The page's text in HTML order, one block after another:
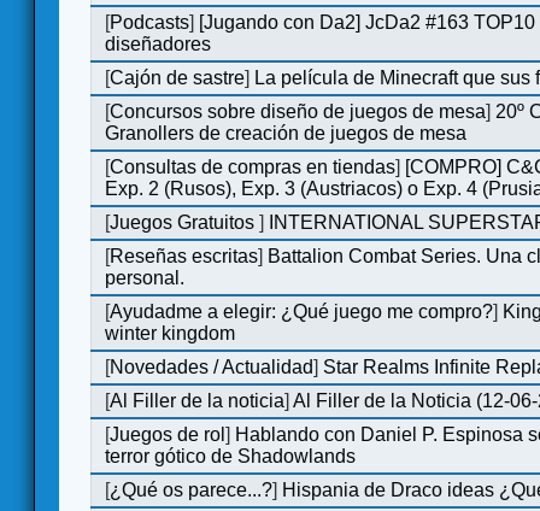
[Podcasts] [Jugando con Da2] JcDa2 #163
diseñadores
[Cajón de sastre] La película de Minecraft que sus
[Concursos sobre diseño de juegos de mesa] 20º
Granollers de creación de juegos de mesa
[Consultas de compras en tiendas] [COMPRO]
Exp. 2 (Rusos), Exp. 3 (Austriacos) o Exp. 4
[Juegos Gratuitos]
INTERNATIONAL
[Reseñas escritas] Battalion Combat Series. Una
personal.
[Ayudadme a elegir: ¿Qué juego me compro?]
winter kingdom
[Novedades / Actualidad] Star Realms Infinite
[Al Filler de la noticia]Al Filler de la Noticia (12-
[Juegos de rol] Hablando con Daniel P. Espinosa
terror gótico de Shadowlands
[¿Qué os parece...?] Hispania de Draco ideas